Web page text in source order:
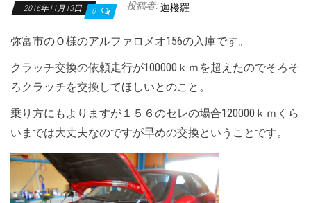
2016年11月13日 0 投稿者: 迦楼羅
弥富市のＯ様のアルファロメオ156の入庫です。
クラッチ交換の依頼走行が100000ｋｍを超えたのでそろそ
ろクラッチを交換してほしいとのこと。
乗り方にもよりますが１５６のセレの場合120000ｋｍくら
いまでは大丈夫なのですが早めの交換ということです。